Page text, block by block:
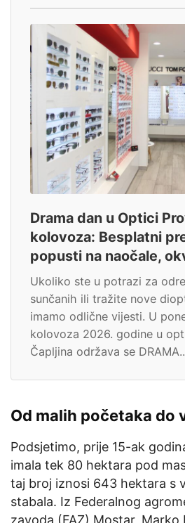
Drama dan u Optici
kolovoza: Besplatni
popusti na naočale,
Ukoliko ste u potrazi za
sunčanih ili tražite nove
imamo odlične vijesti. U
kolovoza 2026. godine u
Čapljina održava se
Od malih početaka do
Podsjetimo, prije 15-ak
imala tek 80 hektara pod
taj broj iznosi 643 hektara s
stabala. Iz Federalnog
zavoda (FAZ) Mostar,